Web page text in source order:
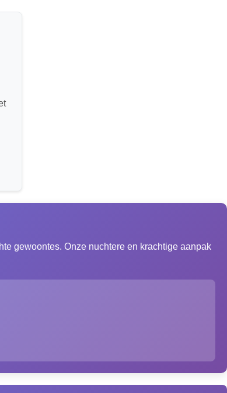
gewoontes. Onze nuchtere en krachtige aanpak